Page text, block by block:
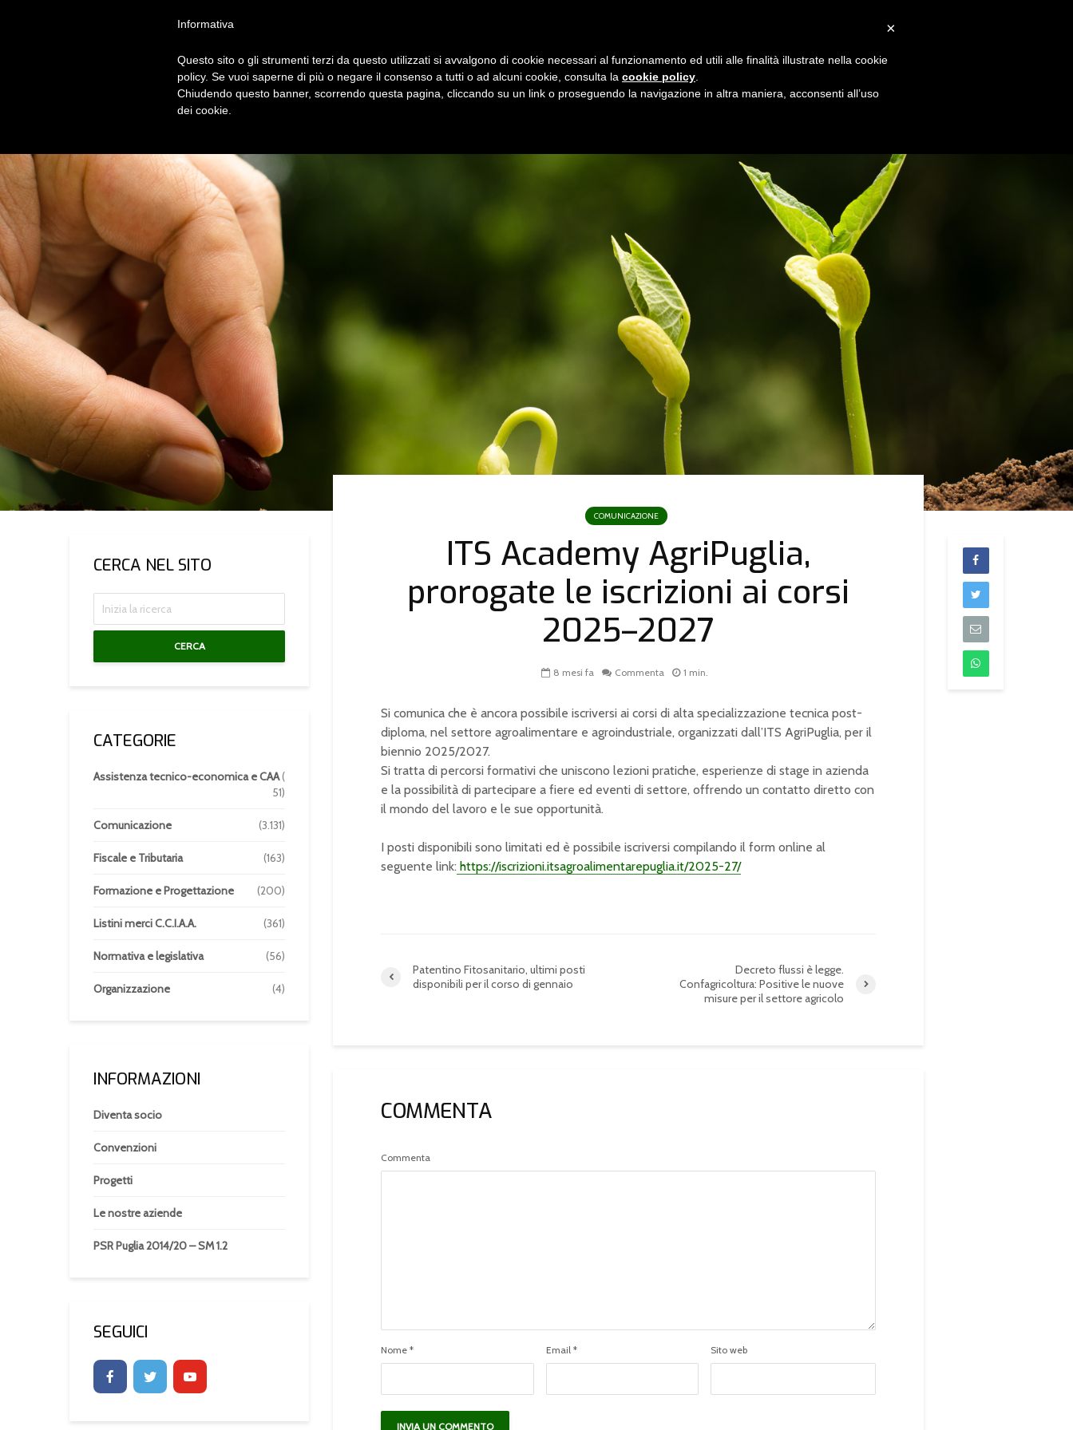
HOME ORGANIZZAZIONE SERVIZI PROGETTI NEWS
COMUNICAZIONE
ITS Academy AgriPuglia,
prorogate le iscrizioni ai corsi
2025–2027
8 mesi fa Commenta 1 min.
Si comunica che è ancora possibile iscriversi ai corsi di alta specializzazione tecnica post-
diploma, nel settore agroalimentare e agroindustriale, organizzati dall’ITS AgriPuglia, per il
biennio 2025/2027.
Si tratta di percorsi formativi che uniscono lezioni pratiche, esperienze di stage in azienda
e la possibilità di partecipare a fiere ed eventi di settore, offrendo un contatto diretto con
il mondo del lavoro e le sue opportunità.
I posti disponibili sono limitati ed è possibile iscriversi compilando il form online al
seguente link: https://iscrizioni.itsagroalimentarepuglia.it/2025-27/
Patentino Fitosanitario, ultimi posti
disponibili per il corso di gennaio
Decreto flussi è legge.
Confagricoltura: Positive le nuove
misure per il settore agricolo
COMMENTA
Commenta
Nome * Email * Sito web
CERCA NEL SITO
CERCA
CATEGORIE
Assistenza tecnico-economica e CAA(
51)
Comunicazione (3.131)
Fiscale e Tributaria (163)
Formazione e Progettazione (200)
Listini merci C.C.I.A.A. (361)
Normativa e legislativa (56)
Organizzazione (4)
INFORMAZIONI
Diventa socio
Convenzioni
Progetti
Le nostre aziende
PSR Puglia 2014/20 – SM 1.2
SEGUICI
×
Informativa
Questo sito o gli strumenti terzi da questo utilizzati si avvalgono di cookie necessari al funzionamento ed utili alle finalità illustrate nella cookie
policy. Se vuoi saperne di più o negare il consenso a tutti o ad alcuni cookie, consulta la cookie policy
Chiudendo questo banner, scorrendo questa pagina, cliccando su un link o proseguendo la navigazione in altra maniera, acconsenti all’uso
dei cookie.